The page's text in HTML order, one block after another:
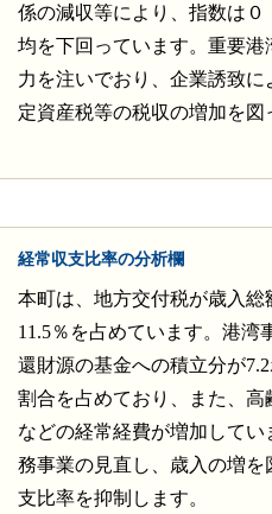
係の減収等により、指数は０
均を下回っています。重要港
力を注いでおり、企業誘致に
定資産税等の税収の増加を図
経常収支比率の分析欄
本町は、地方交付税が歳入総
11.5％を占めています。港湾
還財源の基金への積立分が
割合を占めており、また、高
などの経常経費が増加して
務事業の見直し、歳入の増を
支比率を抑制します。